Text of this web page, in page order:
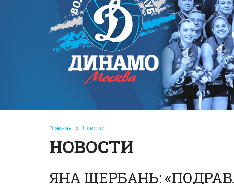
Главная » Новости
НОВОСТИ
ЯНА ЩЕРБАНЬ: